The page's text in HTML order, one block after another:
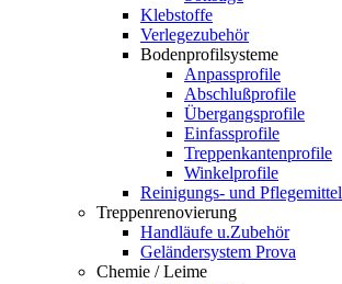
Klebstoffe
Verlegezubehör
Bodenprofilsysteme
Anpassprofile
Abschlußprofile
Übergangsprofile
Einfassprofile
Treppenkantenprofile
Winkelprofile
Reinigungs- und Pflegemittel
Treppenrenovierung
Handläufe u.Zubehör
Geländersystem Prova
Chemie / Leime